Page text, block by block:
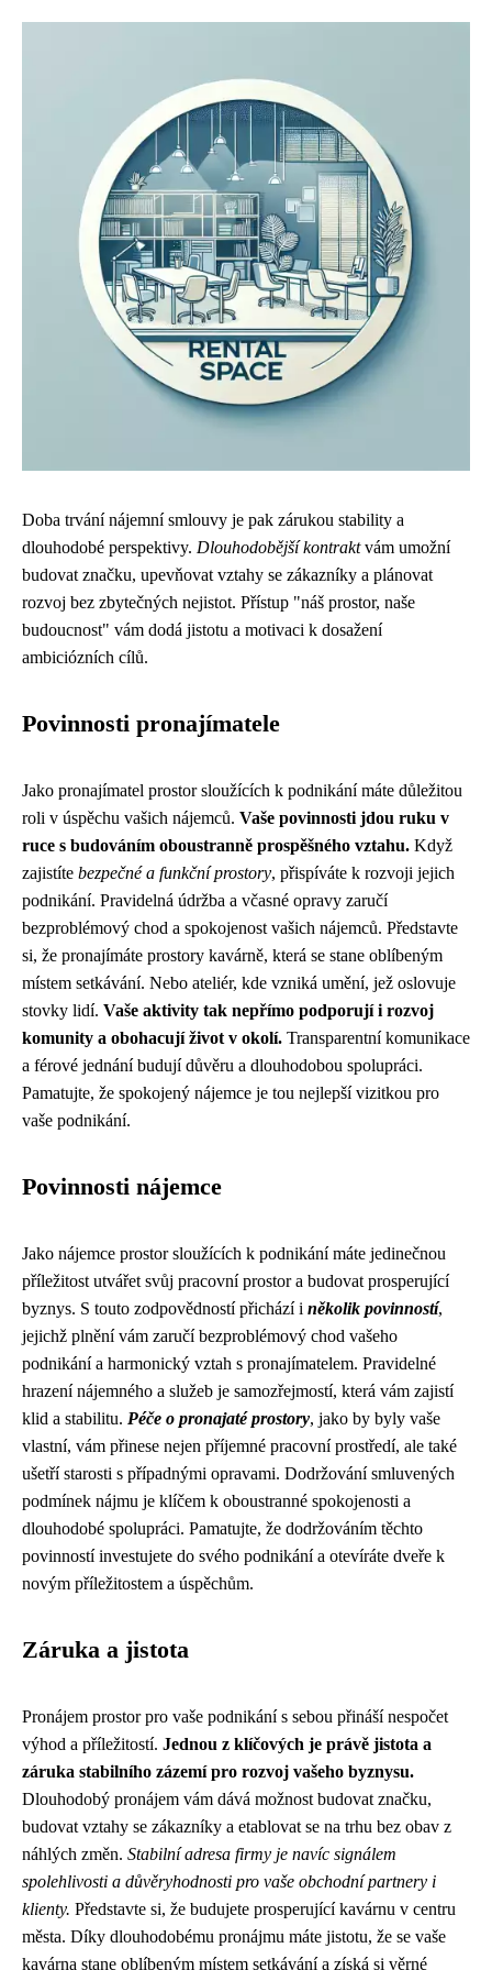
Doba trvání nájemní smlouvy je pak zárukou stability a
dlouhodobé perspektivy. Dlouhodobější kontraktvám umožní
budovat značku, upevňovat vztahy se zákazníky a plánovat
rozvoj bez zbytečných nejistot. Přístup "náš prostor, naše
budoucnost" vám dodá jistotu a motivaci k dosažení
ambiciózních cílů.
Povinnosti pronajímatele
Jako pronajímatel prostor sloužících k podnikání máte důležitou
roli v úspěchu vašich nájemců. Vaše povinnosti jdou ruku v
ruce s budováním oboustranně prospěšného vztahu. Když
zajistíte bezpečné a funkční prostory, přispíváte k rozvoji jejich
podnikání. Pravidelná údržba a včasné opravy zaručí
bezproblémový chod a spokojenost vašich nájemců. Představte
si, že pronajímáte prostory kavárně, která se stane oblíbeným
místem setkávání. Nebo ateliér, kde vzniká umění, jež oslovuje
stovky lidí. Vaše aktivity tak nepřímo podporují i rozvoj
komunity a obohacují život v okolí. Transparentní komunikace
a férové jednání budují důvěru a dlouhodobou spolupráci.
Pamatujte, že spokojený nájemce je tou nejlepší vizitkou pro
vaše podnikání.
Povinnosti nájemce
Jako nájemce prostor sloužících k podnikání máte jedinečnou
příležitost utvářet svůj pracovní prostor a budovat prosperující
byznys. S touto zodpovědností přichází i několik povinností,
jejichž plnění vám zaručí bezproblémový chod vašeho
podnikání a harmonický vztah s pronajímatelem. Pravidelné
hrazení nájemného a služeb je samozřejmostí, která vám zajistí
klid a stabilitu. Péče o pronajaté prostory, jako by byly vaše
vlastní, vám přinese nejen příjemné pracovní prostředí, ale také
ušetří starosti s případnými opravami. Dodržování smluvených
podmínek nájmu je klíčem k oboustranné spokojenosti a
dlouhodobé spolupráci. Pamatujte, že dodržováním těchto
povinností investujete do svého podnikání a otevíráte dveře k
novým příležitostem a úspěchům.
Záruka a jistota
Pronájem prostor pro vaše podnikání s sebou přináší nespočet
výhod a příležitostí. Jednou z klíčových je právě jistota a
záruka stabilního zázemí pro rozvoj vašeho byznysu.
Dlouhodobý pronájem vám dává možnost budovat značku,
budovat vztahy se zákazníky a etablovat se na trhu bez obav z
náhlých změn. Stabilní adresa firmy je navíc signálem
spolehlivosti a důvěryhodnosti pro vaše obchodní partnery i
klienty. Představte si, že budujete prosperující kavárnu v centru
města. Díky dlouhodobému pronájmu máte jistotu, že se vaše
kavárna stane oblíbeným místem setkávání a získá si věrné